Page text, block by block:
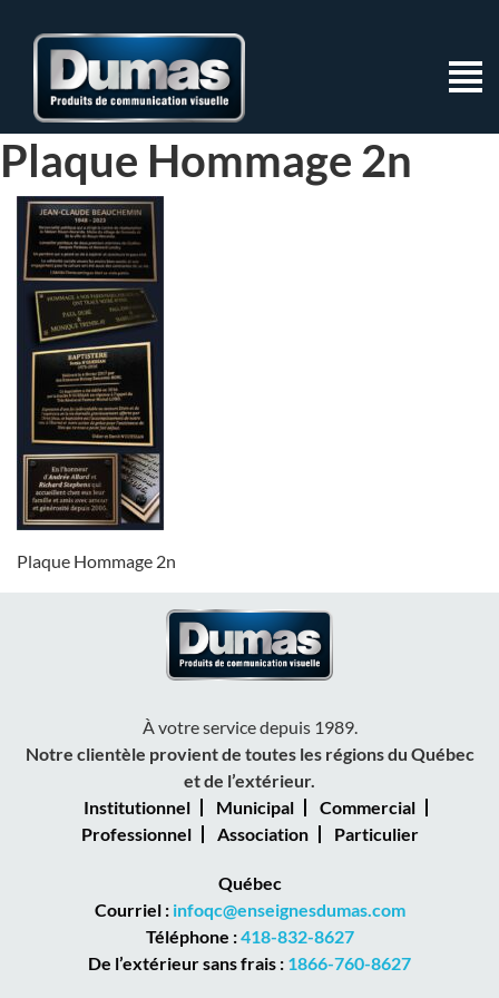
Plaque Hommage 2n
Plaque Hommage 2n
À votre service depuis 1989.
Notre clientèle provient de toutes les régions du Québec
et de l’extérieur.
Institutionnel
Municipal
Commercial
Professionnel
Association Particulier
Québec
Courriel : infoqc@enseignesdumas.com
Téléphone :418-832-8627
De l’extérieur sans frais : 1866-760-8627